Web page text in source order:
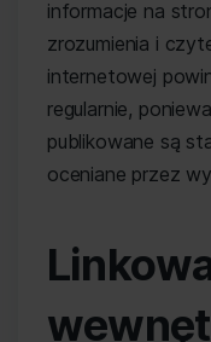
informacje na
zrozumienia i
internetowej
regularnie,
publikowane są
oceniane przez